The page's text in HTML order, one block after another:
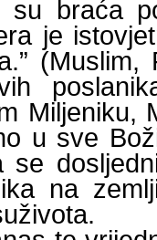
su braća
je
Miljeniku,
u sve
se
na